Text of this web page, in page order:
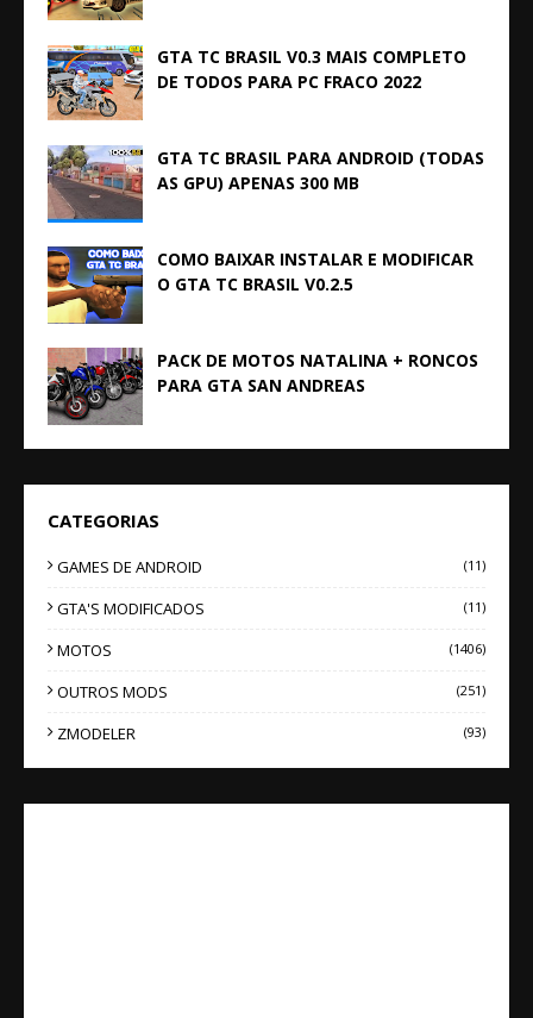
GTA TC BRASIL V0.3 MAIS COMPLETO
DE TODOS PARA PC FRACO 2022
GTA TC BRASIL PARA ANDROID (TODAS
AS GPU) APENAS 300 MB
COMO BAIXAR INSTALAR E MODIFICAR
O GTA TC BRASIL V0.2.5
PACK DE MOTOS NATALINA + RONCOS
PARA GTA SAN ANDREAS
CATEGORIAS
GAMES DE ANDROID (11)
GTA'S MODIFICADOS (11)
MOTOS (1406)
OUTROS MODS (251)
ZMODELER (93)